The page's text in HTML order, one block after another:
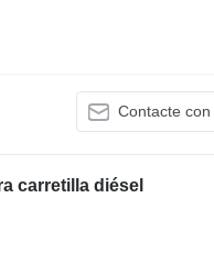
Contacte
carretilla diésel